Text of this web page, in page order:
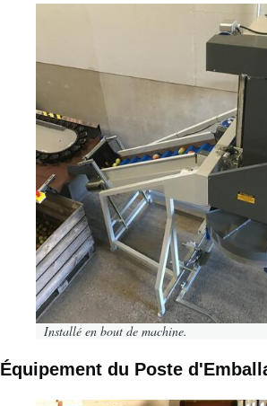
Installé en bout de machine.
Équipement du Poste